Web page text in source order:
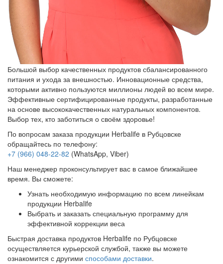
Большой выбор качественных продуктов сбалансированного
питания и ухода за внешностью. Инновационные средства,
которыми активно пользуются миллионы людей во всем мире.
Эффективные сертифицированные продукты, разработанные
на основе высококачественных натуральных компонентов.
Выбор тех, кто заботиться о своём здоровье!
По вопросам заказа продукции Herbalife в Рубцовске
обращайтесь по телефону:
+7 (966) 048-22-82 (WhatsApp, Viber)
Наш менеджер проконсультирует вас в самое ближайшее
время. Вы сможете:
Узнать необходимую информацию по всем линейкам
продукции Herbalife
Выбрать и заказать специальную программу для
эффективной коррекции веса
Быстрая доставка продуктов Herbalife по Рубцовске
осуществляется курьерской службой, также вы можете
ознакомится с другими способами доставки.